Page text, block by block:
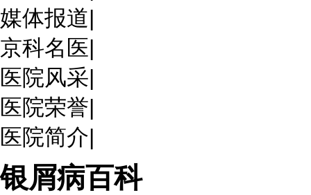
媒体报道|
京科名医|
医院风采|
医院荣誉|
医院简介|
银屑病百科